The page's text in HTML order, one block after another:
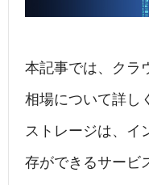
本記事では、クラ
相場について詳し
ストレージは、イ
存ができるサービ